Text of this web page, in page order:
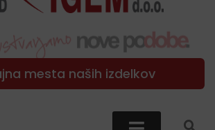
mesta naših izdelkov